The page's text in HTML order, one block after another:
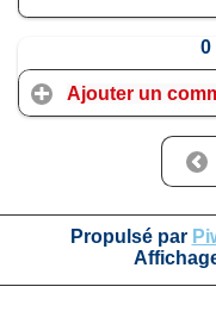
0
Ajouter un
Propulsé par